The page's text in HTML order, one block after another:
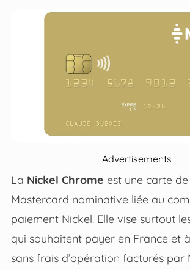
Advertisements
La Nickel Chrome est une carte
Mastercard nominative liée au
paiement Nickel. Elle vise surtout
qui souhaitent payer en France et
sans frais d’opération facturés par